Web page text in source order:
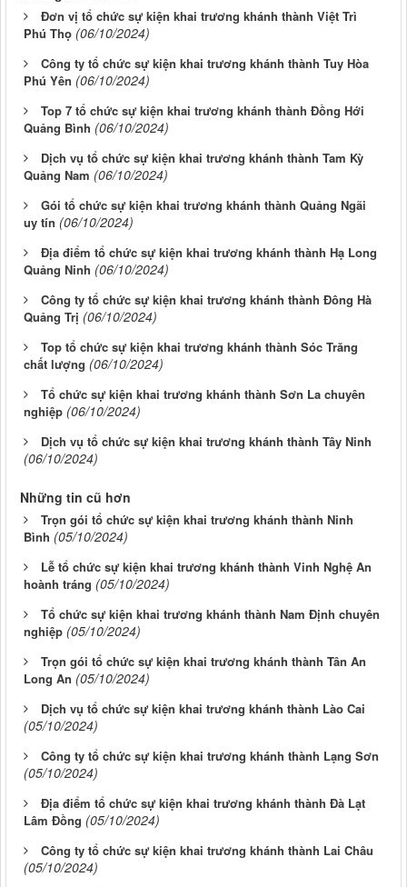
Đơn vị tổ chức sự kiện khai trương khánh thành Việt Trì
Phú Thọ (06/10/2024)
Công ty tổ chức sự kiện khai trương khánh thành Tuy Hòa
Phú Yên (06/10/2024)
Top 7 tổ chức sự kiện khai trương khánh thành Đồng Hới
Quảng Bình (06/10/2024)
Dịch vụ tổ chức sự kiện khai trương khánh thành Tam Kỳ
Quảng Nam (06/10/2024)
Gói tổ chức sự kiện khai trương khánh thành Quảng Ngãi
uy tín (06/10/2024)
Địa điểm tổ chức sự kiện khai trương khánh thành Hạ Long
Quảng Ninh (06/10/2024)
Công ty tổ chức sự kiện khai trương khánh thành Đông Hà
Quảng Trị (06/10/2024)
Top tổ chức sự kiện khai trương khánh thành Sóc Trăng
chất lượng (06/10/2024)
Tổ chức sự kiện khai trương khánh thành Sơn La chuyên
nghiệp (06/10/2024)
Dịch vụ tổ chức sự kiện khai trương khánh thành Tây Ninh
(06/10/2024)
Những tin cũ hơn
Trọn gói tổ chức sự kiện khai trương khánh thành Ninh
Bình (05/10/2024)
Lễ tổ chức sự kiện khai trương khánh thành Vinh Nghệ An
hoành tráng (05/10/2024)
Tổ chức sự kiện khai trương khánh thành Nam Định chuyên
nghiệp (05/10/2024)
Trọn gói tổ chức sự kiện khai trương khánh thành Tân An
Long An (05/10/2024)
Dịch vụ tổ chức sự kiện khai trương khánh thành Lào Cai
(05/10/2024)
Công ty tổ chức sự kiện khai trương khánh thành Lạng Sơn
(05/10/2024)
Địa điểm tổ chức sự kiện khai trương khánh thành Đà Lạt
Lâm Đồng (05/10/2024)
Công ty tổ chức sự kiện khai trương khánh thành Lai Châu
(05/10/2024)